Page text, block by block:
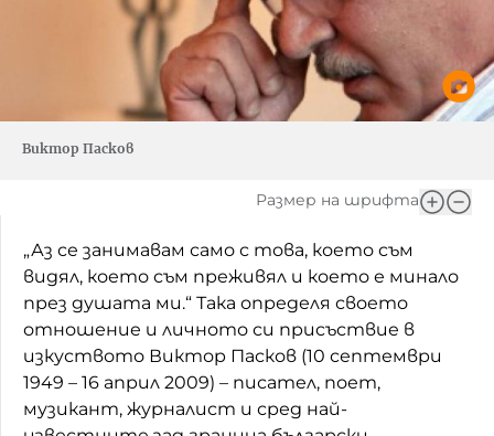
Виктор Пасков
Размер на шрифта
„Аз се занимавам само с това, което съм
видял, което съм преживял и което е минало
през душата ми.“ Така определя своето
отношение и личното си присъствие в
изкуството Виктор Пасков (10 септември
1949 – 16 април 2009) – писател, поет,
музикант, журналист и сред най-